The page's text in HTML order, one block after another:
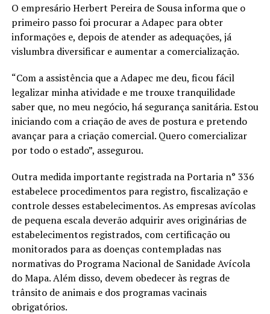
O empresário Herbert Pereira de Sousa informa que o
primeiro passo foi procurar a Adapec para obter
informações e, depois de atender as adequações, já
vislumbra diversificar e aumentar a comercialização.
“Com a assistência que a Adapec me deu, ficou fácil
legalizar minha atividade e me trouxe tranquilidade
saber que, no meu negócio, há segurança sanitária. Estou
iniciando com a criação de aves de postura e pretendo
avançar para a criação comercial. Quero comercializar
por todo o estado”, assegurou.
Outra medida importante registrada na Portaria n° 336
estabelece procedimentos para registro, fiscalização e
controle desses estabelecimentos. As empresas avícolas
de pequena escala deverão adquirir aves originárias de
estabelecimentos registrados, com certificação ou
monitorados para as doenças contempladas nas
normativas do Programa Nacional de Sanidade Avícola
do Mapa. Além disso, devem obedecer às regras de
trânsito de animais e dos programas vacinais
obrigatórios.